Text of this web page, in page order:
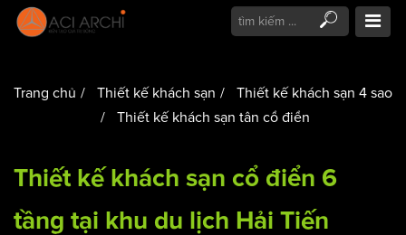
Trang chủ Thiết kế khách sạn
Thiết kế khách sạn 4 sao
Thiết kế khách sạn tân cổ điển
Thiết kế khách sạn cổ điển 6
tầng tại khu du lịch Hải Tiến